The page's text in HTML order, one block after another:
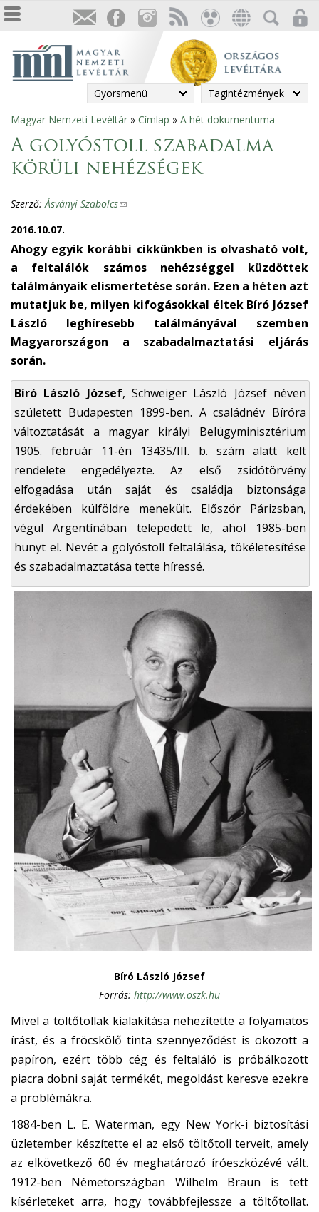
Gyorsmenü Tagintézmények
Jelenlegi
hely
Magyar Nemzeti Levéltár » Címlap » A hét dokumentuma
A golyóstoll szabadalma
körüli nehézségek
Szerző:Ásványi Szabolcs(
n
k
s
e
n
d
-
m
a
)
2016.10.07.
Ahogy egyik korábbi cikkünkben is olvasható volt,
a feltalálók számos nehézséggel küzdöttek
találmányaik elismertetése során. Ezen a héten azt
mutatjuk be, milyen kifogásokkal éltek Bíró József
László leghíresebb találmányával szemben
Magyarországon a szabadalmaztatási eljárás
során.
Bíró László József, Schweiger László József néven
született Budapesten 1899-ben. A családnév Bíróra
változtatását a magyar királyi Belügyminisztérium
1905. február 11-én 13435/III. b. szám alatt kelt
rendelete engedélyezte. Az első zsidótörvény
elfogadása után saját és családja biztonsága
érdekében külföldre menekült. Először Párizsban,
végül Argentínában telepedett le, ahol 1985-ben
hunyt el. Nevét a golyóstoll feltalálása, tökéletesítése
és szabadalmaztatása tette híressé.
Bíró László József
Forrás: http://www.oszk.hu
Mivel a töltőtollak kialakítása nehezítette a folyamatos
írást, és a fröcskölő tinta szennyeződést is okozott a
papíron, ezért több cég és feltaláló is próbálkozott
piacra dobni saját termékét, megoldást keresve ezekre
a problémákra.
1884-ben L. E. Waterman, egy New York-i biztosítási
üzletember készítette el az első töltőtoll terveit, amely
az elkövetkező 60 év meghatározó íróeszközévé vált.
1912-ben Németországban Wilhelm Braun is tett
kísérleteket arra, hogy továbbfejlessze a töltőtollat.